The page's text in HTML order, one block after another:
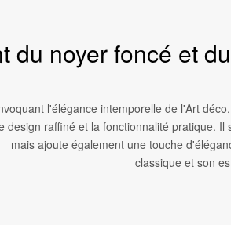
du noyer foncé et
l'élégance intemporelle de l'Art
design raffiné et la fonctionnalité pratique.
mais ajoute également une touche
classique et son